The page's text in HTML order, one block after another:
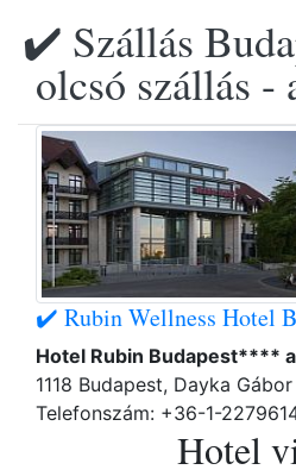
✔️ Szállás
olcsó szállás -
✔️ Rubin Wellness Hotel
Hotel Rubin Budapest****
1118 Budapest, Dayka
Telefonszám: +36-1-
Hotel